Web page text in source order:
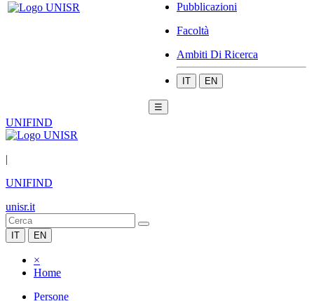
Pubblicazioni
Facoltà
Ambiti Di Ricerca
IT EN
☰
UNIFIND
|
UNIFIND
unisr.it
IT EN
×
Home
Persone